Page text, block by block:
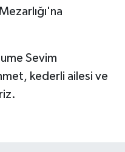
Sevim
kederli ailesi ve